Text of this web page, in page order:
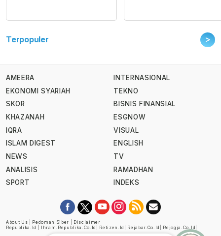
Terpopuler >
AMEERA
EKONOMI SYARIAH
SKOR
KHAZANAH
IQRA
ISLAM DIGEST
NEWS
ANALISIS
SPORT
INTERNASIONAL
TEKNO
BISNIS FINANSIAL
ESGNOW
VISUAL
ENGLISH
TV
RAMADHAN
INDEKS
About Us Pedoman Siber
Disclaimer
Republika.id
Ihram.republika.co.id Retizen.id Rejabar.co.id Rejogja.co.id